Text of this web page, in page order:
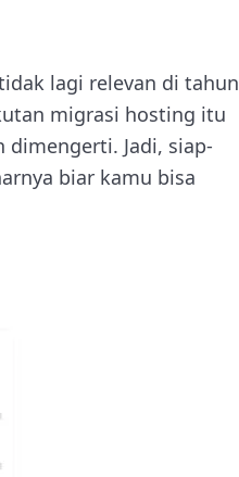
lagi relevan di tahun
migrasi hosting itu
dimengerti. Jadi, siap-
biar kamu bisa